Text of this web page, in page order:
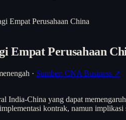
Empat Perusahaan China
Empat Perusahaan
· Sumber: CNA Business ↗
India-China yang dapat
kontrak, namun